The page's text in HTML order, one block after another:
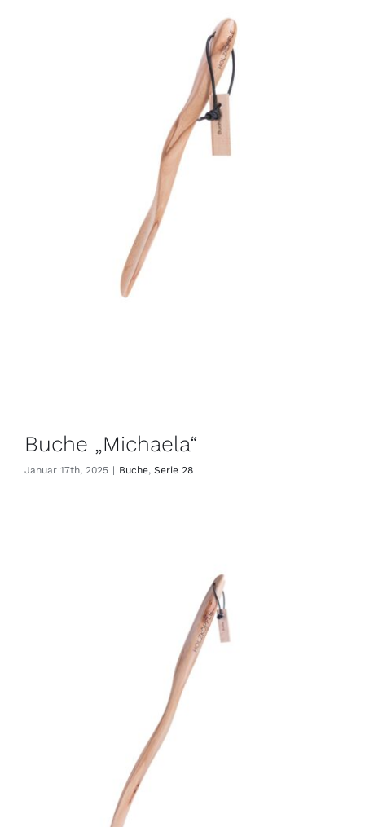
Buche „Michaela“
Januar 17th, 2025 | Buche, Serie 28